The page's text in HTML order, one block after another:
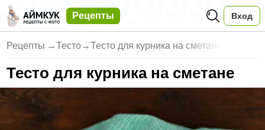
Рецепты Вход
Рецепты →Тесто→Тесто для курника на сметане
Тесто для курника на сметане